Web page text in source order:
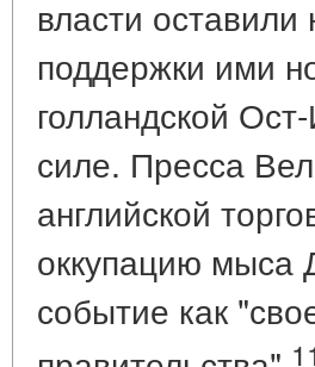
власти
поддержки ими
голландской
силе. Пресса
английской
оккупацию мыса
событие как